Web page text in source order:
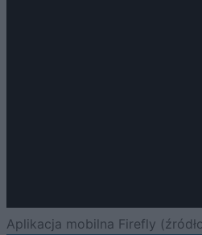
Aplikacja mobilna Firefly